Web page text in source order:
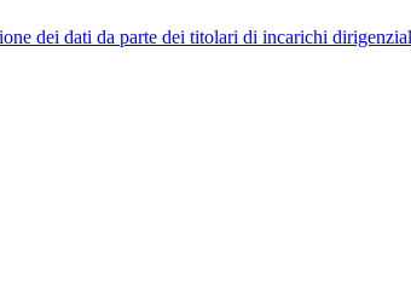
dei dati da parte dei titolari di incarichi